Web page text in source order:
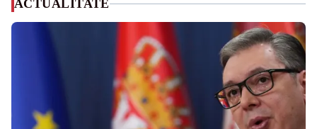
ACTUALITATE